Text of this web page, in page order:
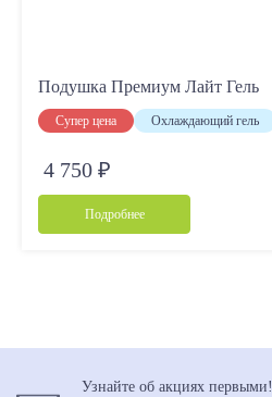
Подушка Премиум Лайт Гель
Супер цена Охлаждающий гель
4 750 ₽
Подробнее
Узнайте об акциях первыми!